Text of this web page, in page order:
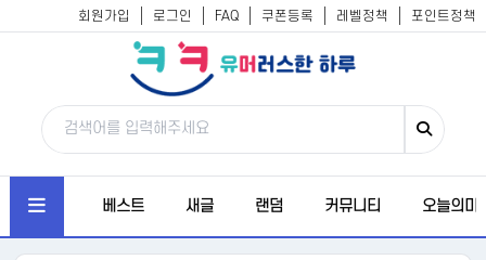
회원가입 로그인 FAQ 쿠폰등록 레벨정책 포인트정책
베스트 새글 랜덤 커뮤니티 오늘의미